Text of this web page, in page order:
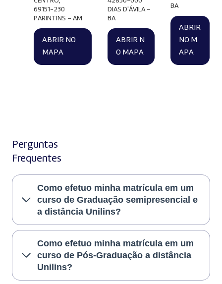
69151-230
PARINTINS – AM
ABRIR NO
MAPA
DIAS D'ÁVILA –
BA
ABRIR N
O MAPA
BA
ABRIR
NO M
APA
Perguntas
Frequentes
Como efetuo minha matrícula em um
curso de Graduação semipresencial e
a distância Unilins?
Como efetuo minha matrícula em um
curso de Pós-Graduação a distância
Unilins?